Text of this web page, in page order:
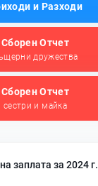
и Разходи
Сборен Отчет
дружества
Сборен Отчет
сестри и майка
заплата за 2024 г.